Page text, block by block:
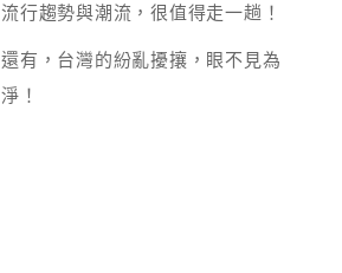
流行趨勢與潮流，很值得走一趟！
還有，台灣的紛亂擾攘，眼不見為
淨！